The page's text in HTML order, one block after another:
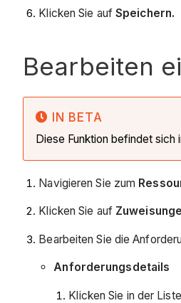
Klicken Sie auf Speichern.
Bearbeiten
IN BETA
Diese Funktion befindet sich
Navigieren Sie zum
Klicken Sie auf
Bearbeiten Sie die
Anforderungsdetails
Klicken Sie in der